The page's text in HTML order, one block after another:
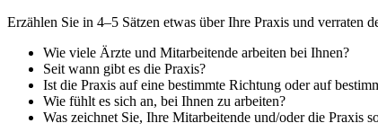
Erzählen Sie in 4–5 Sätzen etwas über Ihre Praxis und verraten
Wie viele Ärzte und Mitarbeitende arbeiten bei Ihnen?
Seit wann gibt es die Praxis?
Ist die Praxis auf eine bestimmte Richtung oder auf
Wie fühlt es sich an, bei Ihnen zu arbeiten?
Was zeichnet Sie, Ihre Mitarbeitende und/oder die Praxis